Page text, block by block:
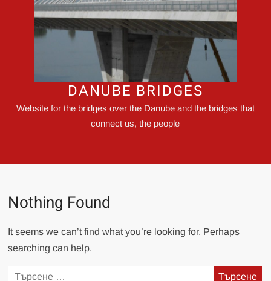
DANUBE BRIDGES
Website for the bridges over the Danube and the bridges that
connect us, the people
Nothing Found
It seems we can’t find what you’re looking for. Perhaps
searching can help.
Търсене